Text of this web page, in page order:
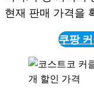
현재 판매 가격을
쿠팡